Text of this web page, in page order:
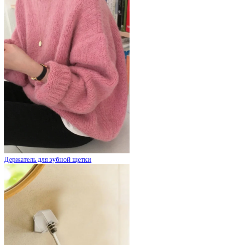
Держатель для зубной щетки